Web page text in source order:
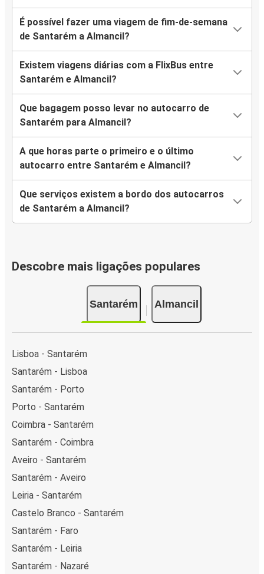
É possível fazer uma viagem de fim-de-semana
de Santarém a Almancil?
Existem viagens diárias com a FlixBus entre
Santarém e Almancil?
Que bagagem posso levar no autocarro de
Santarém para Almancil?
A que horas parte o primeiro e o último
autocarro entre Santarém e Almancil?
Que serviços existem a bordo dos autocarros
de Santarém a Almancil?
Descobre mais ligações populares
Santarém Almancil
Lisboa - Santarém
Santarém - Lisboa
Santarém - Porto
Porto - Santarém
Coimbra - Santarém
Santarém - Coimbra
Aveiro - Santarém
Santarém - Aveiro
Leiria - Santarém
Castelo Branco - Santarém
Santarém - Faro
Santarém - Leiria
Santarém - Nazaré